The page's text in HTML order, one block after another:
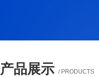
产品展示 / PRODUCTS